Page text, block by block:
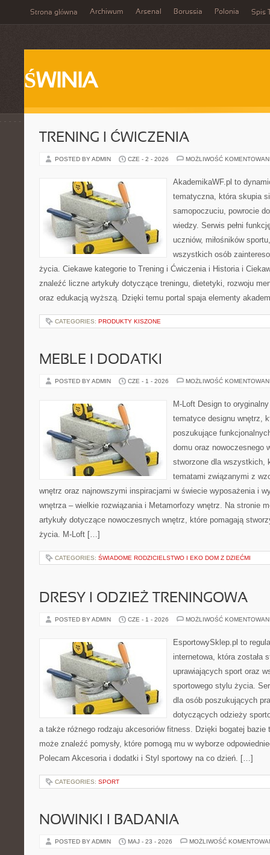
Strona główna Archiwum Arsenal Borussia Polonia Spis
ŚWINIA
TRENING I ĆWICZENIA
POSTED BY ADMIN CZE - 2 - 2026 MOŻLIWOŚĆ
AkademikaWF.pl to
tematyczna, która skupia
samopoczuciu, powrocie
wiedzy. Serwis pełni
uczniów, miłośników
wszystkich osób
życia. Ciekawe kategorie to Trening i Ćwiczenia i Historia i
znaleźć liczne artykuły dotyczące treningu, dietetyki, rozwoju
oraz edukacją wyższą. Dzięki temu portal spaja elementy
CATEGORIES: PRODUKTY KISZONE
MEBLE I DODATKI
POSTED BY ADMIN CZE - 1 - 2026 MOŻLIWOŚĆ
M-Loft Design to
tematyce designu wnętrz,
poszukujące
domu oraz nowoczesnego
stworzone dla wszystkich,
tematami związanymi z
wnętrz oraz najnowszymi inspiracjami w świecie wyposażenia i
wnętrza – wielkie rozwiązania i Metamorfozy wnętrz. Na stronie
artykuły dotyczące nowoczesnych wnętrz, które pomagają
życia. M-Loft […]
CATEGORIES: ŚWIADOME RODZICIELSTWO I EKO DOM Z DZIEĆMI
DRESY I ODZIEŻ TRENINGOWA
POSTED BY ADMIN CZE - 1 - 2026 MOŻLIWOŚĆ
EsportowySklep.pl to
internetowa, która została
uprawiających sport oraz
sportowego stylu życia.
dla osób poszukujących
dotyczących odzieży
a także różnego rodzaju akcesoriów fitness. Dzięki bogatej
może znaleźć pomysły, które pomogą mu w wyborze
Polecam Akcesoria i dodatki i Styl sportowy na co dzień. […]
CATEGORIES: SPORT
NOWINKI I BADANIA
POSTED BY ADMIN MAJ - 23 - 2026 MOŻLIWOŚĆ